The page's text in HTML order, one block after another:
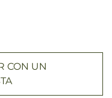
CON UN